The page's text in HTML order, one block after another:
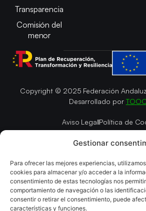
Gestionar
Para ofrecer las mejores experiencias,
cookies para almacenar y/o acceder a la
consentimiento de estas tecnologías nos
comportamiento de navegación o las
consentir o retirar el consentimiento, puede
características y funciones.
Transparencia
Comisión del
menor
Copyright © 2025 Federación
Desarrollado por
Aviso LegalPolítica de
Política de Privacidad y cookies
Política de ventasMapa